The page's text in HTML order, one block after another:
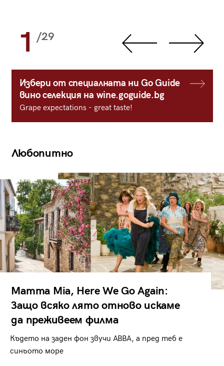
1 /29
Избери от специалната ни Go Guide
вино селекция на wine.goguide.bg
Grape expectations - great taste!
Любопитно
Mamma Mia, Here We Go Again:
Защо всяко лято отново искаме
да преживеем филма
Където на заден фон звучи ABBA, а пред теб е
синьото море